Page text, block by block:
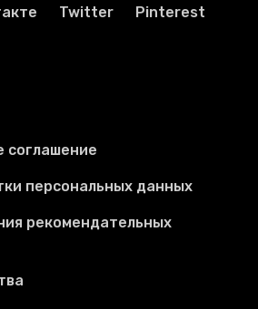
Twitter Pinterest
соглашение
персональных данных
рекомендательных